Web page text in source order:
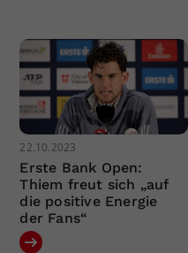
22.10.2023
Erste Bank Open:
Thiem freut sich „auf
die positive Energie
der Fans“